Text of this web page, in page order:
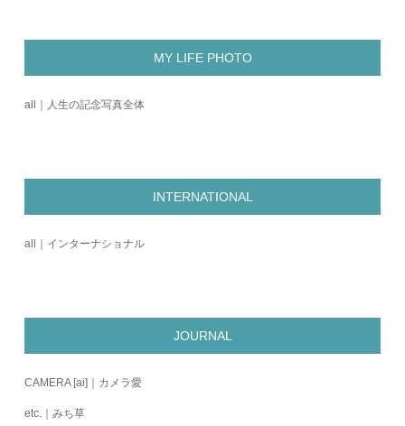
MY LIFE PHOTO
all｜人生の記念写真全体
INTERNATIONAL
all｜インターナショナル
JOURNAL
CAMERA [ai]｜カメラ愛
etc.｜みち草